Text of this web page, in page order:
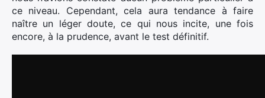
ce niveau. Cependant, cela aura tendance à faire
naître un léger doute, ce qui nous incite, une fois
encore, à la prudence, avant le test définitif.